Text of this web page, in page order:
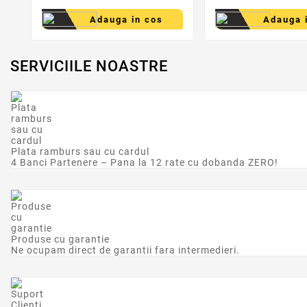
Adauga in cos Adauga
SERVICIILE NOASTRE
Plata ramburs sau cu cardul
4 Banci Partenere – Pana la 12 rate cu dobanda ZERO!
Produse cu garantie
Ne ocupam direct de garantii fara intermedieri.